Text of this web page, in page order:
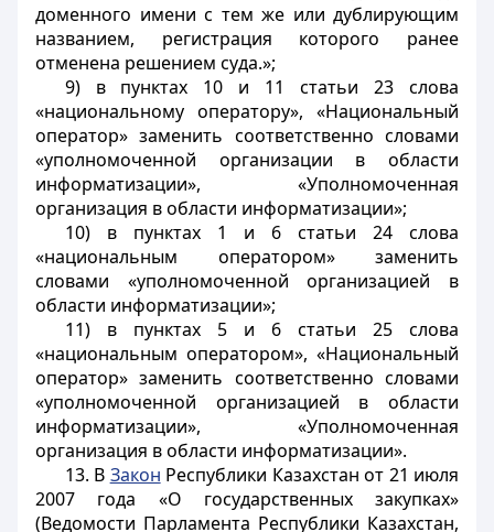
доменного имени с тем же или дублирующим
названием, регистрация которого ранее
отменена решением суда.»;
9) в пунктах 10 и 11 статьи 23 слова
«национальному оператору», «Национальный
оператор» заменить соответственно словами
«уполномоченной организации в области
информатизации», «Уполномоченная
организация в области информатизации»;
10) в пунктах 1 и 6 статьи 24 слова
«национальным оператором» заменить
словами «уполномоченной организацией в
области информатизации»;
11) в пунктах 5 и 6 статьи 25 слова
«национальным оператором», «Национальный
оператор» заменить соответственно словами
«уполномоченной организацией в области
информатизации», «Уполномоченная
организация в области информатизации».
13. В Закон Республики Казахстан от 21 июля
2007 года «О государственных закупках»
(Ведомости Парламента Республики Казахстан,